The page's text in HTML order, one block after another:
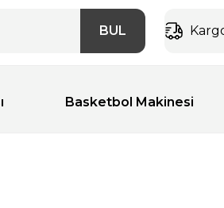
BUL
Basketbol Makinesi